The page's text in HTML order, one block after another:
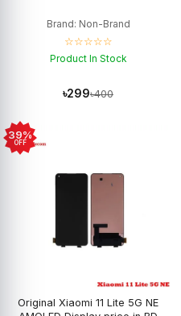
Brand: Non-Brand
☆☆☆☆☆
Product In Stock
৳299৳400
39%
OFF
Original Xiaomi 11 Lite 5G NE